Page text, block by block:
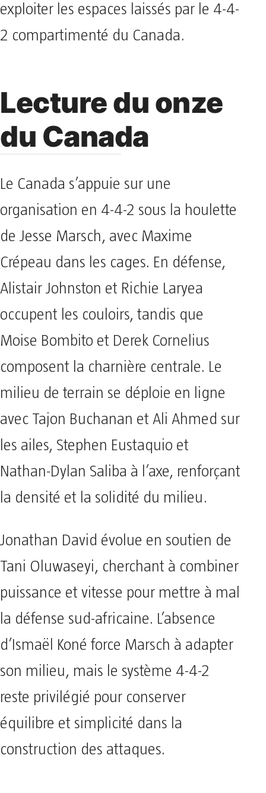
exploiter les espaces laissés par le 4-4-
2 compartimenté du Canada.
Lecture du onze
du Canada
Le Canada s’appuie sur une
organisation en 4-4-2 sous la houlette
de Jesse Marsch, avec Maxime
Crépeau dans les cages. En défense,
Alistair Johnston et Richie Laryea
occupent les couloirs, tandis que
Moise Bombito et Derek Cornelius
composent la charnière centrale. Le
milieu de terrain se déploie en ligne
avec Tajon Buchanan et Ali Ahmed sur
les ailes, Stephen Eustaquio et
Nathan-Dylan Saliba à l’axe, renforçant
la densité et la solidité du milieu.
Jonathan David évolue en soutien de
Tani Oluwaseyi, cherchant à combiner
puissance et vitesse pour mettre à mal
la défense sud-africaine. L’absence
d’Ismaël Koné force Marsch à adapter
son milieu, mais le système 4-4-2
reste privilégié pour conserver
équilibre et simplicité dans la
construction des attaques.